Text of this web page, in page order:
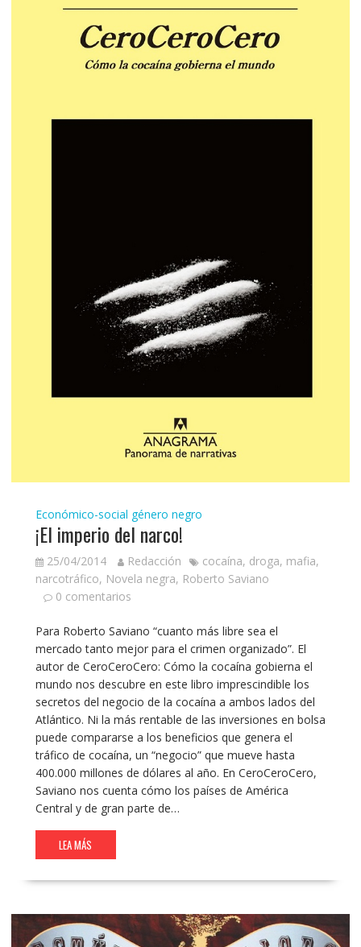
Económico-social género negro
¡El imperio del narco!
25/04/2014 Redacción cocaína, droga, mafia,
narcotráfico, Novela negra, Roberto Saviano
0 comentarios
Para Roberto Saviano “cuanto más libre sea el
mercado tanto mejor para el crimen organizado”. El
autor de CeroCeroCero: Cómo la cocaína gobierna el
mundo nos descubre en este libro imprescindible los
secretos del negocio de la cocaína a ambos lados del
Atlántico. Ni la más rentable de las inversiones en bolsa
puede compararse a los beneficios que genera el
tráfico de cocaína, un “negocio” que mueve hasta
400.000 millones de dólares al año. En CeroCeroCero,
Saviano nos cuenta cómo los países de América
Central y de gran parte de…
LEA MÁS